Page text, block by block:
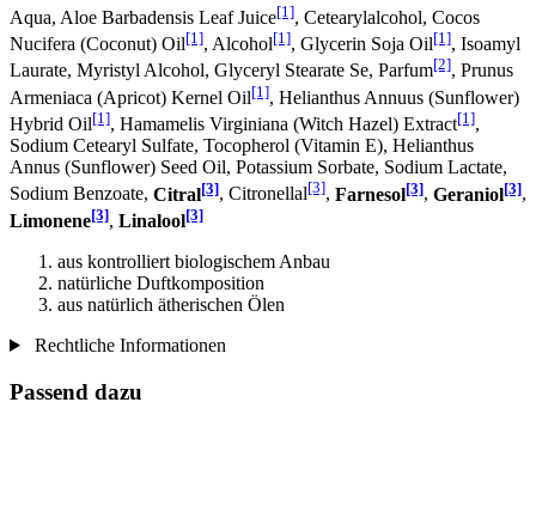
Aqua, Aloe Barbadensis Leaf Juice[1], Cetearylalcohol, Cocos
Nucifera (Coconut) Oil[1], Alcohol[1], Glycerin Soja Oil[1], Isoamyl
Laurate, Myristyl Alcohol, Glyceryl Stearate Se, Parfum[2], Prunus
Armeniaca (Apricot) Kernel Oil[1], Helianthus Annuus (Sunflower)
Hybrid Oil[1], Hamamelis Virginiana (Witch Hazel) Extract[1],
Sodium Cetearyl Sulfate, Tocopherol (Vitamin E), Helianthus
Annus (Sunflower) Seed Oil, Potassium Sorbate, Sodium Lactate,
Sodium Benzoate, Citral[3], Citronellal[3], Farnesol[3], Geraniol[3],
Limonene[3], Linalool[3]
aus kontrolliert biologischem Anbau
natürliche Duftkomposition
aus natürlich ätherischen Ölen
Rechtliche Informationen
Passend dazu